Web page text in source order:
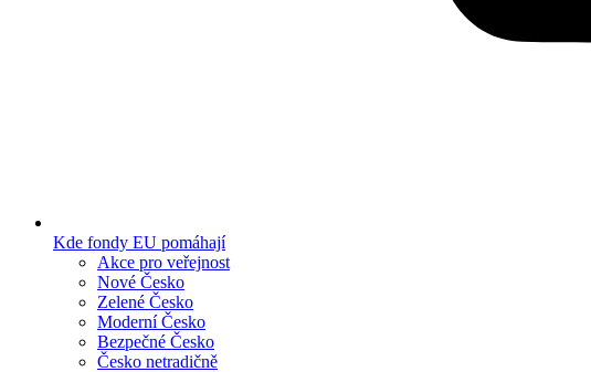
Kde fondy EU pomáhají
Akce pro veřejnost
Nové Česko
Zelené Česko
Moderní Česko
Bezpečné Česko
Česko netradičně